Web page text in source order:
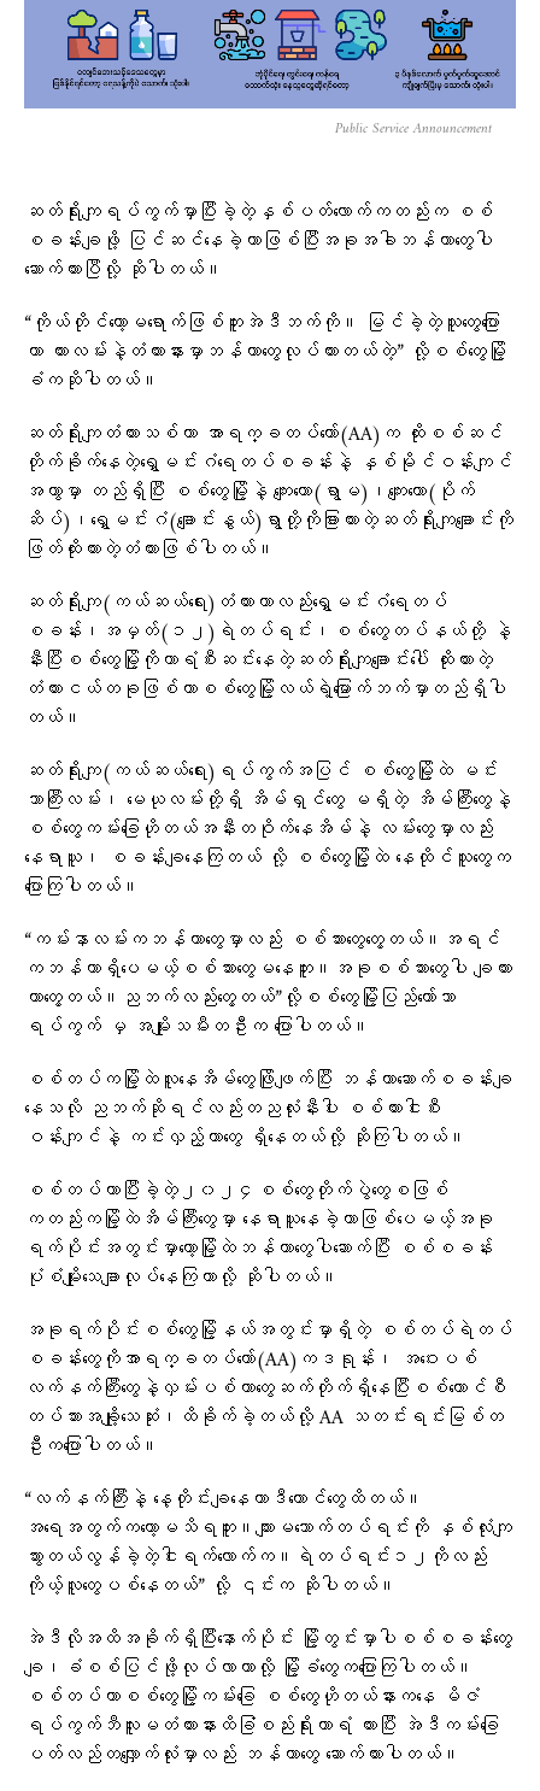
Public Service Announcement
ဆတ်ရိုးကျရပ်ကွက်မှာပြီးခဲ့တဲ့နှစ်ပတ်လောက်ကတည်းက စစ်
စခန်းချဖို့ ပြင်ဆင်နေခဲ့တာဖြစ်ပြီးအခုအခါဘန်ကာတွေပါ
ဆောက်ထားပြီလို့ ဆိုပါတယ်။
“ကိုယ်တိုင်တော့မရောက်ဖြစ်ဘူးအဲဒီဘက်ကို။ မြင်ခဲ့တဲ့သူတွေပြော
တာ ကားလမ်းနဲ့တံတားနားမှာဘန်ကာတွေလုပ်ထားတယ်တဲ့” လို့စစ်တွေမြို့
ခံကဆိုပါတယ်။
ဆတ်ရိုးကျတံတားသစ်ဟာ အာရက္ခတပ်တော်(AA)က ထိုးစစ်ဆင်
တိုက်ခိုက်နေတဲ့ရွှေမင်းဂံရေတပ်စခန်းနဲ့ နှစ်မိုင်ဝန်းကျင်
အကွာမှာ တည်ရှိပြီး စစ်တွေမြို့နဲ့ ကျေးတော(ရွာမ)၊ကျေးတော(ပိုက်
ဆိပ်)၊ရွှေမင်းဂံ(ချောင်းနွယ်)ရွာတို့ကိုခြားထားတဲ့ဆတ်ရိုးကျချောင်းကို
ဖြတ်ထိုးထားတဲ့တံတားဖြစ်ပါတယ်။
ဆတ်ရိုးကျ(ကယ်ဆယ်ရေး)တံတားဟာလည်းရွှေမင်းဂံရေတပ်
စခန်း၊အမှတ်(၁၂)ရဲတပ်ရင်း၊စစ်တွေတပ်နယ်တို့ နဲ့
နီးပြီးစစ်တွေမြို့ကိုကာရံစီးဆင်းနေတဲ့ဆတ်ရိုးကျချောင်းပေါ် ထိုးထားတဲ့
တံတားငယ်တခုဖြစ်ကာစစ်တွေမြို့လယ်ရဲ့မြောက်ဘက်မှာတည်ရှိပါ
တယ်။
ဆတ်ရိုးကျ(ကယ်ဆယ်ရေး)ရပ်ကွက်အပြင် စစ်တွေမြို့ထဲ မင်း
ဘာကြီးလမ်း၊ မေယုလမ်းတို့ရှိ အိမ်ရှင်တွေ မရှိတဲ့ အိမ်ကြီးတွေနဲ့
စစ်တွေကမ်းခြေဟိုတယ်အနီးတဝိုက်နေအိမ်နဲ့ လမ်းတွေမှာလည်း
နေရာယူ၊ စခန်းချနေကြတယ် လို့ စစ်တွေမြို့ထဲ နေထိုင်သူတွေက
ပြောကြပါတယ်။
“ကမ်းနာလမ်းကဘန်ကာတွေမှာလည်း စစ်သားတွေတွေ့တယ်။အရင်
ကဘန်ကာရှိပေမယ့်စစ်သားတွေမနေဘူး။အခုစစ်သားတွေပါ ချထား
တာတွေ့တယ်။ညဘက်လည်းတွေ့တယ်”လို့စစ်တွေမြို့ပြည်တော်သာ
ရပ်ကွက် မှ အမျိုးသမီးတဦးက ပြောပါတယ်။
စစ်တပ်ကမြို့ထဲလူနေအိမ်တွေဖြိုဖျက်ပြီး ဘန်ကာဆောက်စခန်းချ
နေသလို ညဘက်ဆိုရင်လည်းတညလုံးနီးပါး စစ်ကားငါးစီး
ဝန်းကျင်နဲ့ ကင်းလှည့်တာတွေ ရှိနေတယ်လို့ ဆိုကြပါတယ်။
စစ်တပ်ဟာပြီးခဲ့တဲ့၂၀၂၄စစ်တွေတိုက်ပွဲတွေစဖြစ်
ကတည်းကမြို့ထဲအိမ်ကြီးတွေမှာ နေရာယူနေခဲ့တာဖြစ်ပေမယ့်အခု
ရက်ပိုင်းအတွင်းမှာတော့မြို့ထဲဘန်ကာတွေပါဆောက်ပြီး စစ်စခန်း
ပုံစံမျိုးသေချာလုပ်နေကြတာလို့ ဆိုပါတယ်။
အခုရက်ပိုင်းစစ်တွေမြို့နယ်အတွင်းမှာရှိတဲ့ စစ်တပ်ရဲတပ်
စခန်းတွေကိုအာရက္ခတပ်တော်(AA)ကဒရုန်း၊ အဝေးပစ်
လက်နက်ကြီးတွေနဲ့လှမ်းပစ်တာတွေဆက်တိုက်ရှိနေပြီးစစ်ကောင်စီ
တပ်သားအချို့သေဆုံး၊ထိခိုက်ခဲ့တယ်လို့ AA သတင်းရင်းမြစ်တ
ဦးကပြောပါတယ်။
“လက်နက်ကြီးနဲ့ နေ့တိုင်းချနေတာဒီကောင်တွေထိတယ်။
အရေအတွက်ကတော့မသိရဘူး။ကျားမသောက်တပ်ရင်းကို နှစ်လုံးကျ
သွားတယ်လွန်ခဲ့တဲ့ငါးရက်လောက်က။ရဲတပ်ရင်း၁၂ကိုလည်း
ကိုယ့်လူတွေပစ်နေတယ်” လို့ ၎င်းက ဆိုပါတယ်။
အဲဒီလိုအထိအခိုက်ရှိပြီးနောက်ပိုင်း မြို့တွင်းမှာပါစစ်စခန်းတွေ
ချ၊ခံစစ်ပြင်ဖို့လုပ်လာတာလို့ မြို့ခံတွေကပြောကြပါတယ်။
စစ်တပ်ဟာစစ်တွေမြို့ကမ်းခြေ စစ်တွေဟိုတယ်နားကနေ မိဇံ
ရပ်ကွက်ဘီလူးမတံတားနားထိခြံစည်းရိုးကာရံ ထားပြီး အဲဒီကမ်းခြေ
ပတ်လည်တလျှောက်လုံးမှာလည်း ဘန်ကာတွေ ဆောက်ထားပါတယ်။